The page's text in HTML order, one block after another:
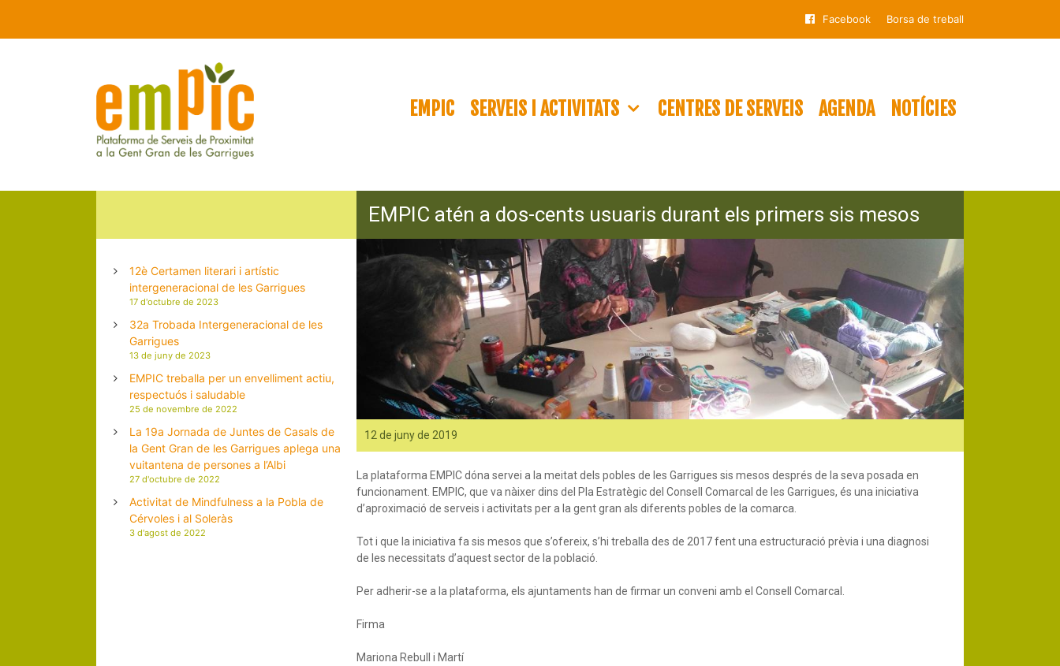
Facebook Borsa de treball
EMPIC SERVEIS I ACTIVITATS CENTRES DE SERVEIS AGENDA NOTÍCIES
EMPIC atén a dos-cents usuaris durant els primers sis mesos
12è Certamen literari i artístic
intergeneracional de les Garrigues
17 d'octubre de 2023
32a Trobada Intergeneracional de les
Garrigues
13 de juny de 2023
EMPIC treballa per un envelliment actiu,
respectuós i saludable
25 de novembre de 2022
La 19a Jornada de Juntes de Casals de
la Gent Gran de les Garrigues aplega una
vuitantena de persones a l’Albi
27 d'octubre de 2022
Activitat de Mindfulness a la Pobla de
Cérvoles i al Soleràs
3 d'agost de 2022
12 de juny de 2019
La plataforma EMPIC dóna servei a la meitat dels pobles de les Garrigues sis mesos després de la seva posada en
funcionament. EMPIC, que va nàixer dins del Pla Estratègic del Consell Comarcal de les Garrigues, és una iniciativa
d’aproximació de serveis i activitats per a la gent gran als diferents pobles de la comarca.
Tot i que la iniciativa fa sis mesos que s’ofereix, s’hi treballa des de 2017 fent una estructuració prèvia i una diagnosi
de les necessitats d’aquest sector de la població.
Per adherir-se a la plataforma, els ajuntaments han de firmar un conveni amb el Consell Comarcal.
Firma
Mariona Rebull i Martí